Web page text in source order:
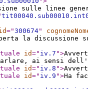
sulle linee
="300674"
la discussione
id=" iv.7 ">
ai sensi
id=" iv.8 ">
id=" iv.9 ">Ha